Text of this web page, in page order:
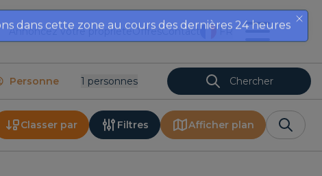
Annoncez votre propriétéOffresContact FR
Personne 1 Personnes Chercher
Classer par Filtres Afficher plan